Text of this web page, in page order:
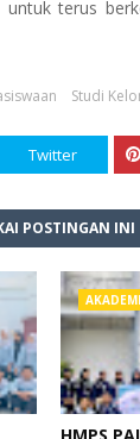
terus
Studi
Twitter
POSTINGAN INI